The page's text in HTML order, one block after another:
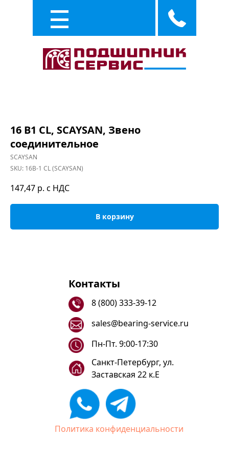
16 B1 CL, SCAYSAN, Звено
соединительное
SCAYSAN
SKU: 16B-1 CL (SCAYSAN)
147,47 р. с НДС
В корзину
Контакты
8 (800) 333-39-12
sales@bearing-service.ru
Санкт-Петербург, ул.
Заставская 22 к.Е
Пн-Пт. 9:00-17:30
Политика конфиденциальности